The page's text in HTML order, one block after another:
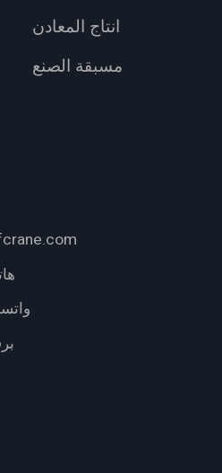
انتاج المعادن
مسبقة الصنع